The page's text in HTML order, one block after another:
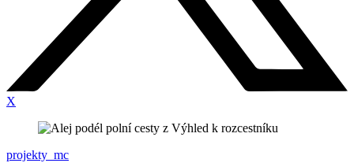
X
projekty_mc